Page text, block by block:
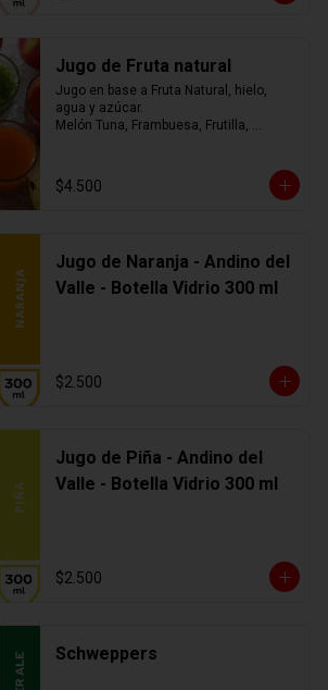
Jugo de Fruta natural
Jugo en base a Fruta Natural, hielo,
agua y azúcar.
Melón Tuna, Frambuesa, Frutilla,
eliges
$4.500
Jugo de Naranja - Andino del
Valle - Botella Vidrio 300 ml
$2.500
Jugo de Piña - Andino del
Valle - Botella Vidrio 300 ml
$2.500
Schweppers